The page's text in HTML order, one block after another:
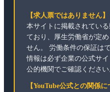
【求人票ではありません】
本サイトに掲載されてい
ており、厚生労働省が定
せん。 労働条件の保証は
情報は必ず企業の公式サ
公的機関でご確認ください
【YouTube公式との関係に